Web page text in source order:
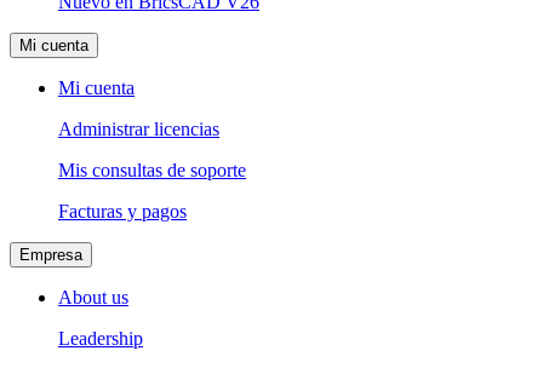
Mi cuenta
Mi cuenta
Administrar licencias
Mis consultas de soporte
Facturas y pagos
Empresa
About us
Leadership